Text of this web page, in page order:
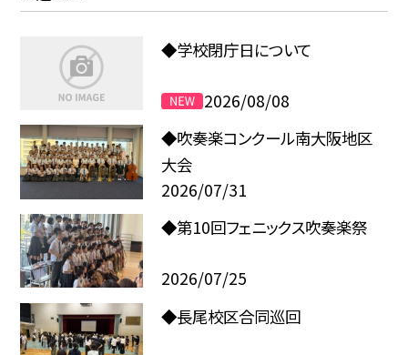
◆学校閉庁日について
2026/08/08
◆吹奏楽コンクール南大阪地区
大会
2026/07/31
◆第10回フェニックス吹奏楽祭
2026/07/25
◆長尾校区合同巡回